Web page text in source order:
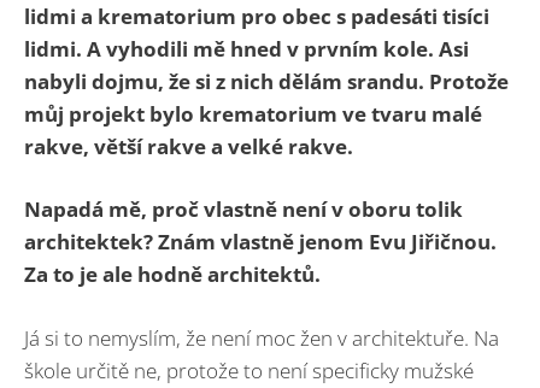
lidmi a krematorium pro obec s padesáti tisíci
lidmi. A vyhodili mě hned v prvním kole. Asi
nabyli dojmu, že si z nich dělám srandu. Protože
můj projekt bylo krematorium ve tvaru malé
rakve, větší rakve a velké rakve.
Napadá mě, proč vlastně není v oboru tolik
architektek? Znám vlastně jenom Evu Jiřičnou.
Za to je ale hodně architektů.
Já si to nemyslím, že není moc žen v architektuře. Na
škole určitě ne, protože to není specificky mužské